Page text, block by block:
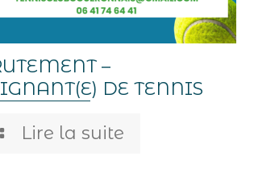
–
DE TENNIS
Lire la suite